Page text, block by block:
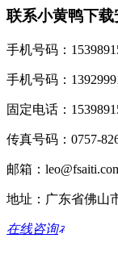
联系小黄鸭下载
手机号码：
手机号码：
固定电话：
传真号码：0757-
邮箱：
地址：广东省佛山
在线咨询